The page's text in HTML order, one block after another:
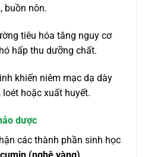
buồn nôn.
tiêu hóa tăng nguy cơ
hấp thu dưỡng chất.
khiến niêm mạc dạ dày
loét hoặc xuất huyết.
dược
các thành phần sinh học